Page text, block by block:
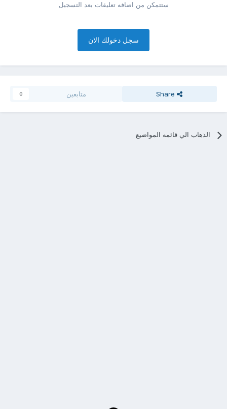
ستتمكن من اضافه تعليقات بعد التسجيل
سجل دخولك الان
Share متابعين 0
الذهاب الي قائمه المواضيع